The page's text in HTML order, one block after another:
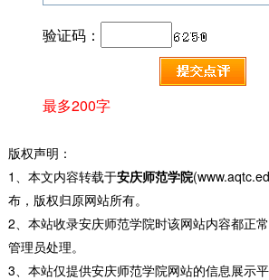
验证码：
最多200字
版权声明：
1、本文内容转载于安庆师范学院
布，版权归原网站所有。
2、本站收录安庆师范学院时该网站内容都正
管理员处理。
3、本站仅提供安庆师范学院网站的信息展示